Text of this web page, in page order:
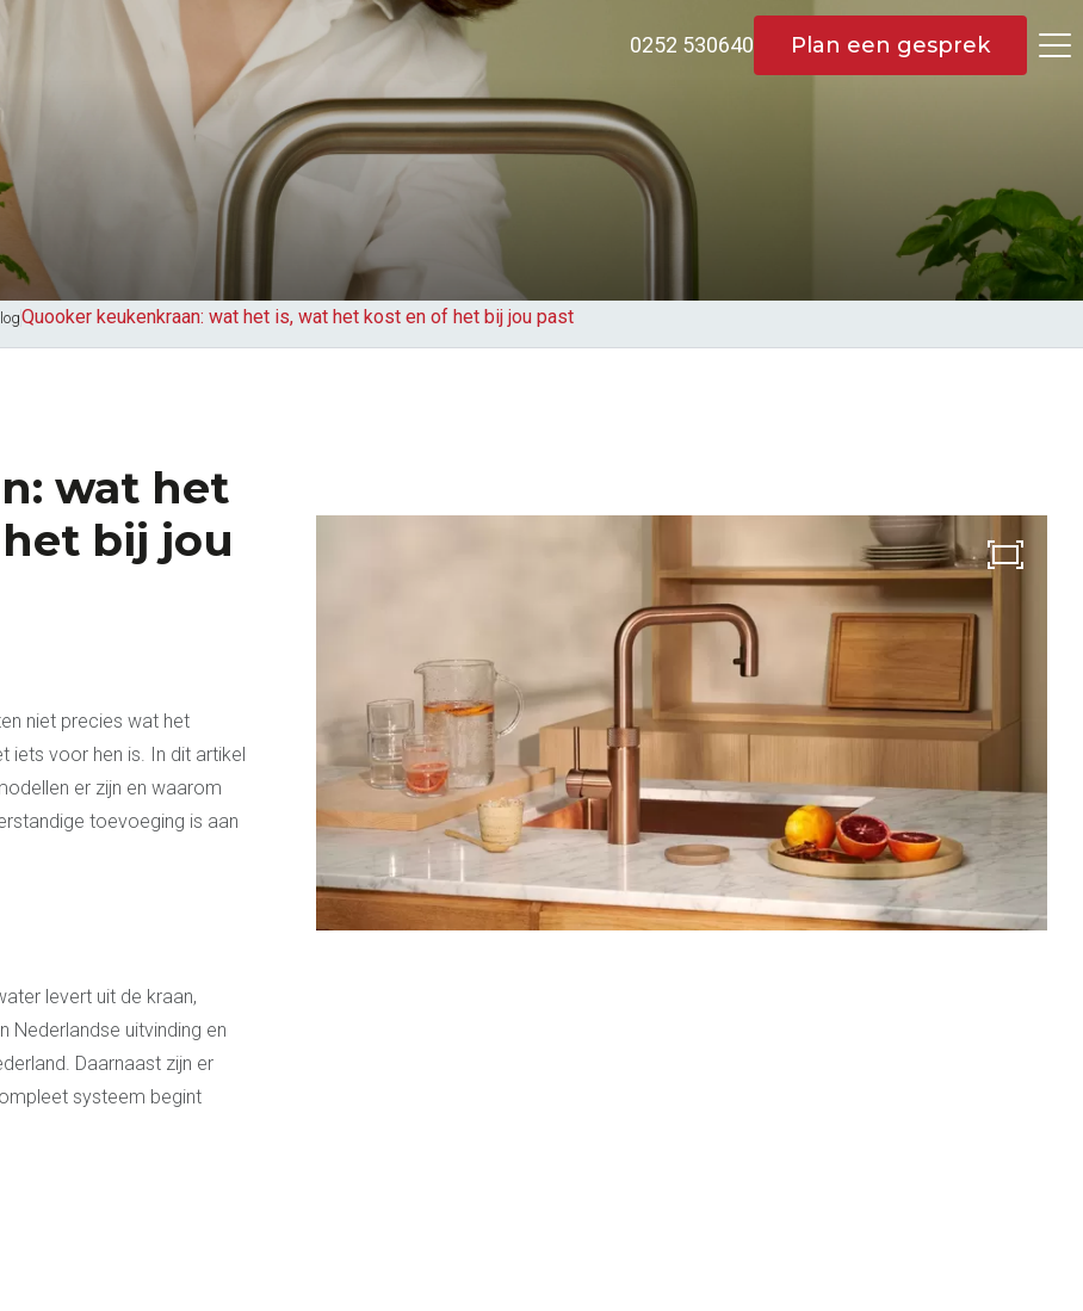
0252 530640 Plan een gesprek
Quooker keukenkraan: wat het is, wat het kost en of het bij jou past
wat het
bij jou
niet precies wat het
iets voor hen is. In dit artikel
er zijn en waarom
toevoeging is aan
levert uit de kraan,
Nederlandse uitvinding en
Daarnaast zijn er
systeem begint